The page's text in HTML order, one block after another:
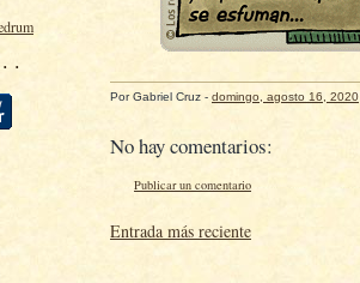
·
PorGabriel Cruz - domingo, agosto 16, 2020
No hay comentarios:
Publicar un comentario
Entrada más reciente